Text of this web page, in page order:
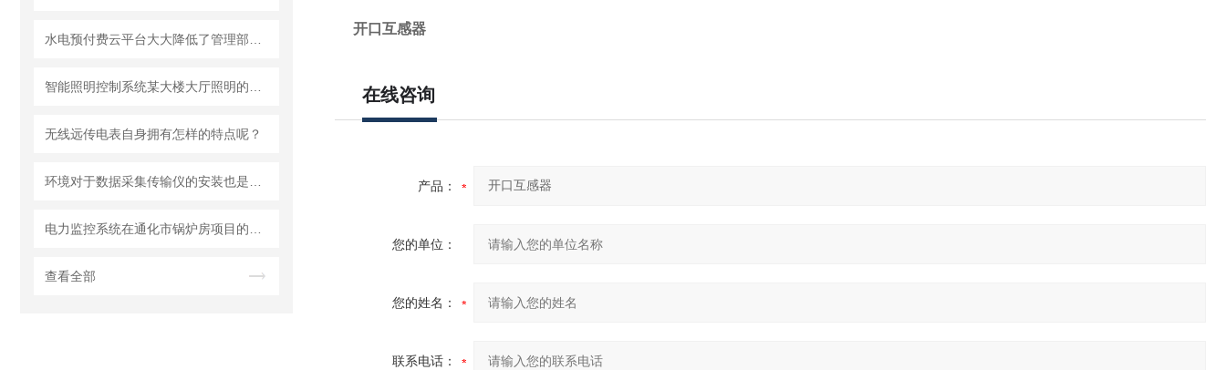
无线远传电表自身拥有怎样的特点呢？
查看全部
开口互感器
在线咨询
产品：
您的单位：
您的姓名：
联系电话：